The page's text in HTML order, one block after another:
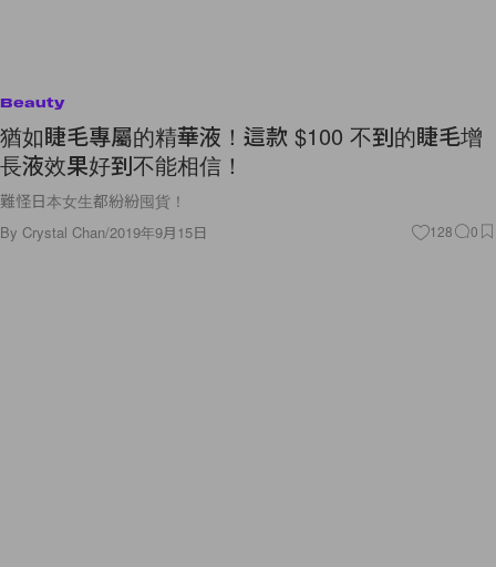
Beauty
猶如睫毛專屬的精華液！這款 $100 不到的睫毛增
長液效果好到不能相信！
難怪日本女生都紛紛囤貨！
By Crystal Chan/2019年9月15日 128 0